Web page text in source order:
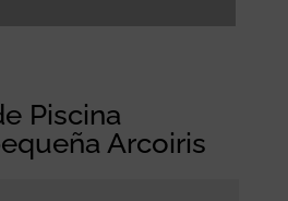
Piscina
Arcoiris